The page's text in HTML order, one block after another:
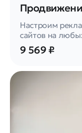
Настроим
сайтов на
9 569 ₽